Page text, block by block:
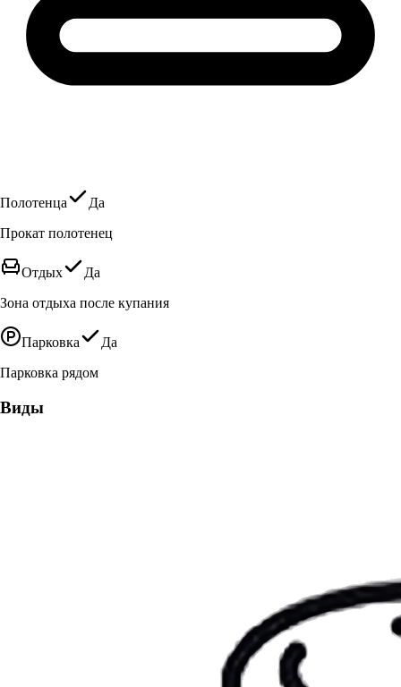
Полотенца
Да
Прокат полотенец
Отдых
Да
Зона отдыха после купания
Парковка
Да
Парковка рядом
Виды